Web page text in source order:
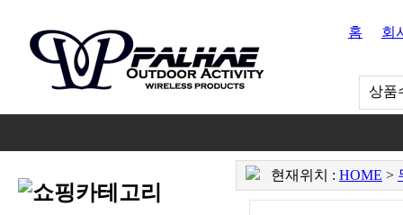
홈 회
상품
현재위치 : HOME >